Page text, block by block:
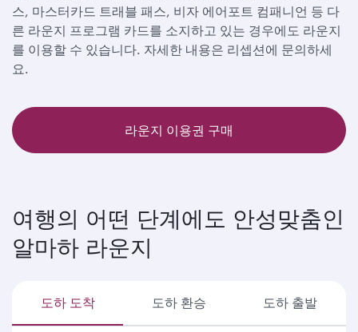
스, 마스터카드 트래블 패스, 비자 에어포트 컴패니언 등 다
른 라운지 프로그램 카드를 소지하고 있는 경우에도 라운지
를 이용할 수 있습니다. 자세한 내용은 리셉션에 문의하세
요.
라운지 이용권 구매
여행의 어떤 단계에도 안성맞춤인
알마하 라운지
도하 도착 도하 환승 도하 출발